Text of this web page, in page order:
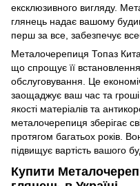
ексклюзивного вигляду.
глянець надає вашому
перш за все, забезпечує
Металочерепиця Топаз
що спрощує її
обслуговування. Це
заощаджує ваш час та
якості матеріалів та
металочерепиця зберігає
протягом багатьох років.
підвищує вартість вашого
Купити